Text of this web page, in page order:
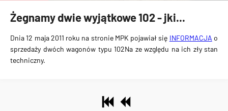
Żegnamy dwie wyjątkowe 102 - jki...
Dnia 12 maja 2011 roku na stronie MPK pojawiał się INFORMACJA o
sprzedaży dwóch wagonów typu 102Na ze względu na ich zły stan
techniczny.